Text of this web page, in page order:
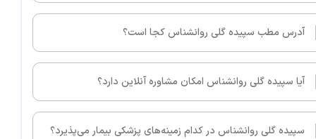
آدرس مطب سپیده گلی روانشناس کجا است؟
آیا سپیده گلی روانشناس امکان مشاوره آنلاین دارد؟
سپیده گلی روانشناس در کدام زمینه‌های پزشکی بیمار می‌پذیرد؟